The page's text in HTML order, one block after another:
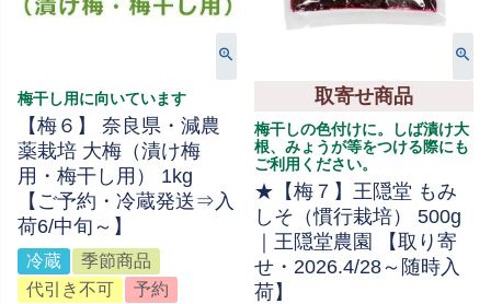
梅干し用に向いています
【梅６】 奈良県・減農
薬栽培 大梅（漬け梅
用・梅干し用） 1kg
【ご予約・冷蔵発送⇒入
荷6/中旬～】
冷蔵
季節商品
代引き不可
予約
取寄せ商品
梅干しの色付けに。しば漬け大
根、みょうが等をつける際にも
ご利用ください。
★【梅７】王隠堂 もみ
しそ（慣行栽培） 500g
｜王隠堂農園 【取り寄
せ・2026.4/28～随時入
荷】